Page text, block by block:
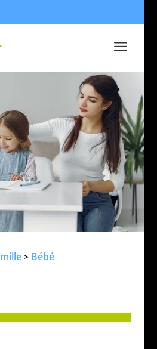
a
> Bébé